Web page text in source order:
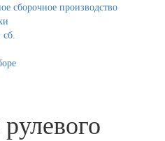
сборочное производство
сб.